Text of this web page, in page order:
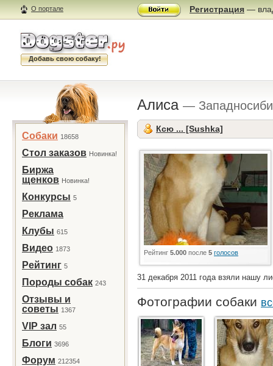
О портале Регистрация —
Добавь свою собаку!
Собаки 18658
Стол заказов Новинка!
Биржа
щенков Новинка!
Конкурсы 5
Реклама
Клубы 615
Видео 1873
Рейтинг 5
Породы собак 243
Отзывы и
советы 1367
VIP зал 55
Блоги 3696
Форум 212354
Алиса —
Ксю ... [Sushka]
Рейтинг 5.000 после 5 голосов
31 декабря 2011 года взяли нашу
Фотографии собаки